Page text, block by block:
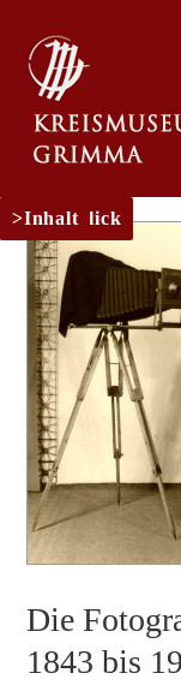
Die
1843 bis
Rückblick
Inhalt